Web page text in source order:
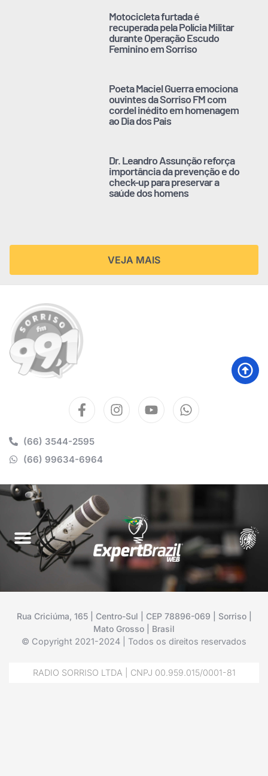
Motocicleta furtada é
recuperada pela Polícia Militar
durante Operação Escudo
Feminino em Sorriso
Poeta Maciel Guerra emociona
ouvintes da Sorriso FM com
cordel inédito em homenagem
ao Dia dos Pais
Dr. Leandro Assunção reforça
importância da prevenção e do
check-up para preservar a
saúde dos homens
VEJA MAIS
(66) 3544-2595
(66) 99634-6964
Rua Criciúma, 165 | Centro-Sul | CEP 78896-069 | Sorriso |
Mato Grosso | Brasil
© Copyright 2021-2024 | Todos os direitos reservados
RADIO SORRISO LTDA | CNPJ 00.959.015/0001-81